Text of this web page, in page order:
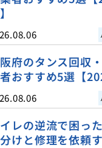
府のタンス回収
おすすめ5選【
レの逆流で困っ
けと修理を依頼